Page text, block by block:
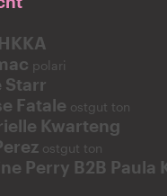
polari
Starr
Fatale ostgut ton
Kwarteng
ostgut ton
Perry B2B Paula